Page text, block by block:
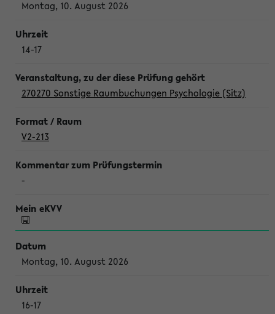
Montag, 10. August 2026
14-17
270270 Sonstige Raumbuchungen Psychologie (Sitz)
V2-213
-
Montag, 10. August 2026
16-17